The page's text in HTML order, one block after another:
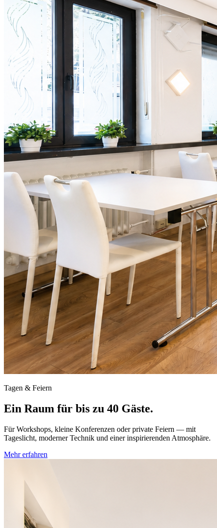
Tagen & Feiern
Ein Raum für bis zu 40 Gäste.
Für Workshops, kleine Konferenzen oder private Feiern — mit
Tageslicht, moderner Technik und einer inspirierenden Atmosphäre.
Mehr erfahren